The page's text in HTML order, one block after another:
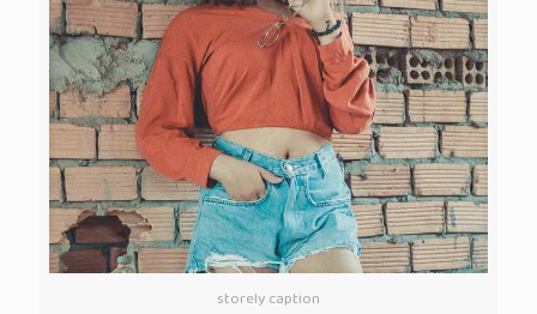
storely caption